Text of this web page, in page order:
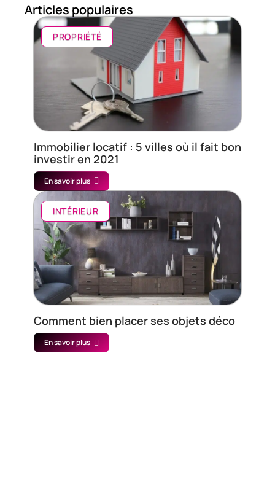
Articles populaires
PROPRIÉTÉ
Immobilier locatif : 5 villes où il fait bon
investir en 2021
En savoir plus
INTÉRIEUR
Comment bien placer ses objets déco
En savoir plus